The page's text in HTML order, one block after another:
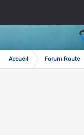
Accueil Forum Route